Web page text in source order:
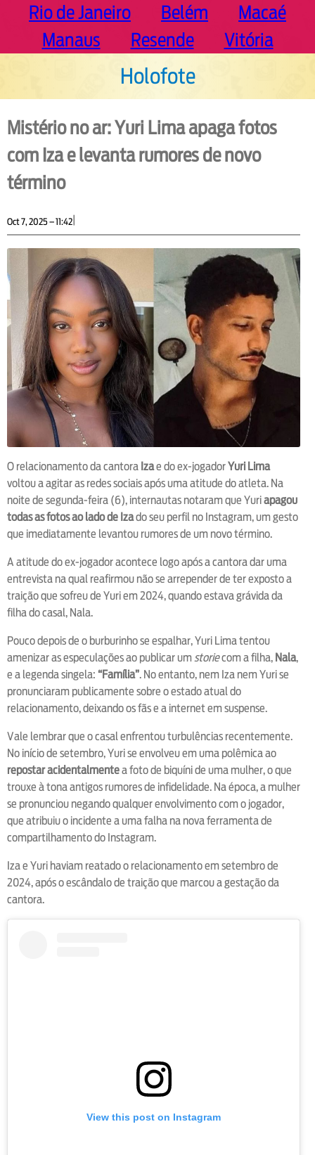
Rio de Janeiro Belém
Macaé
Manaus
Resende Vitória
Holofote
Mistério no ar: Yuri Lima apaga fotos
com Iza e levanta rumores de novo
término
Oct 7, 2025 – 11:42|
O relacionamento da cantora Izae do ex-jogadorYuri Lima
voltou a agitar as redes sociais após uma atitude do atleta. Na
noite de segunda-feira (6), internautas notaram que Yuriapagou
todas as fotos ao lado de Izado seu perfil no Instagram, um gesto
que imediatamente levantou rumores de um novo término.
A atitude do ex-jogador acontece logo após a cantora dar uma
entrevista na qual reafirmou não se arrepender de ter exposto a
traição que sofreu de Yuri em 2024, quando estava grávida da
filha do casal, Nala.
Pouco depois de o burburinho se espalhar, Yuri Lima tentou
amenizar as especulações ao publicar umstoriecom a filha, Nala,
e a legenda singela: “Família”. No entanto, nem Iza nem Yuri se
pronunciaram publicamente sobre o estado atual do
relacionamento, deixando os fãs e a internet em suspense.
Vale lembrar que o casal enfrentou turbulências recentemente.
No início de setembro, Yuri se envolveu em uma polêmica ao
repostar acidentalmentea foto de biquíni de uma mulher, o que
trouxe à tona antigos rumores de infidelidade. Na época, a mulher
se pronunciou negando qualquer envolvimento com o jogador,
que atribuiu o incidente a uma falha na nova ferramenta de
compartilhamento do Instagram.
Iza e Yuri haviam reatado o relacionamento em setembro de
2024, após o escândalo de traição que marcou a gestação da
cantora.
View this post on Instagram